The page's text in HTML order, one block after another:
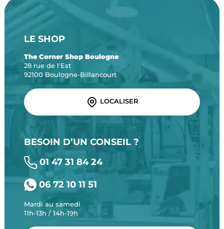
LE SHOP
The Corner Shop Boulogne
28 rue de l'Est
92100 Boulogne-Billancourt
LOCALISER
BESOIN D’UN CONSEIL ?
01 47 31 84 24
06 72 10 11 51
Mardi au samedi
11h-13h / 14h-19h